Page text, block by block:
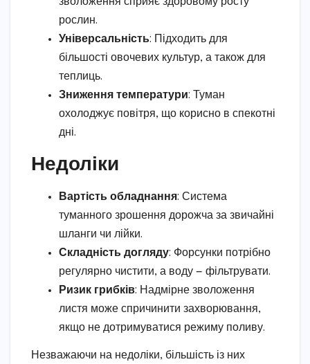
рослин.
Універсальність: Підходить для
більшості овочевих культур, а також для
теплиць.
Зниження температури: Туман
охолоджує повітря, що корисно в спекотні
дні.
Недоліки
Вартість обладнання: Система
туманного зрошення дорожча за звичайні
шланги чи лійки.
Складність догляду: Форсунки потрібно
регулярно чистити, а воду — фільтрувати.
Ризик грибків: Надмірне зволоження
листя може спричинити захворювання,
якщо не дотримуватися режиму поливу.
Незважаючи на недоліки, більшість із них